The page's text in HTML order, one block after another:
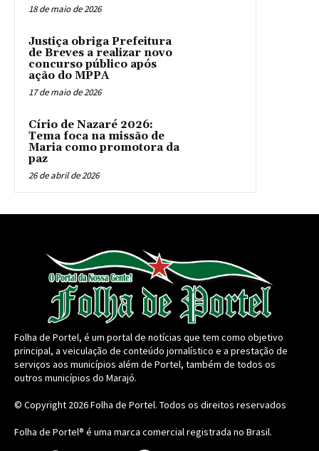
18 de maio de 2026
Justiça obriga Prefeitura
de Breves a realizar novo
concurso público após
ação do MPPA
17 de maio de 2026
Círio de Nazaré 2026:
Tema foca na missão de
Maria como promotora da
paz
26 de abril de 2026
Folha de Portel, é um portal de notícias que tem como objetivo
principal, a veiculação de conteúdo jornalístico e a prestação de
serviços aos municípios além de Portel, também de todos os
outros municípios do Marajó.
© Copyright 2026Folha de Portel. Todos os direitos reservados
Folha de Portel® é uma marca comercial registrada no Brasil.